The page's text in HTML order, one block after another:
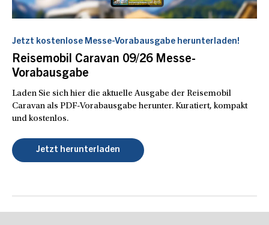
Jetzt kostenlose Messe-Vorabausgabe herunterladen!
Reisemobil Caravan 09/26 Messe-
Vorabausgabe
Laden Sie sich hier die aktuelle Ausgabe der Reisemobil
Caravan als PDF-Vorabausgabe herunter. Kuratiert, kompakt
und kostenlos.
Jetzt herunterladen